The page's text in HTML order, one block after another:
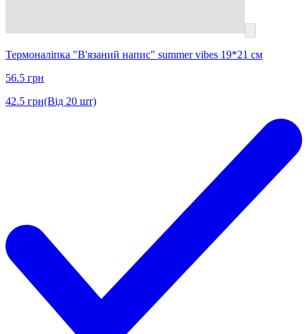
Термоналіпка "В'язаний напис" summer vibes 19*21 см
56.5 грн
42.5 грн(Від 20 шт)